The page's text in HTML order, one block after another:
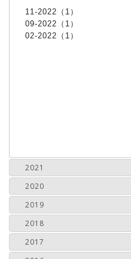
11-2022（1）
09-2022（1）
02-2022（1）
2021
2020
2019
2018
2017